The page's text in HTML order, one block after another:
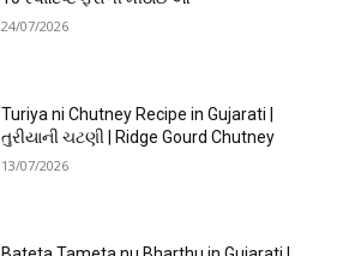
24/07/2026
Turiya ni Chutney Recipe in Gujarati |
તુરીયાની ચટણી | Ridge Gourd Chutney
13/07/2026